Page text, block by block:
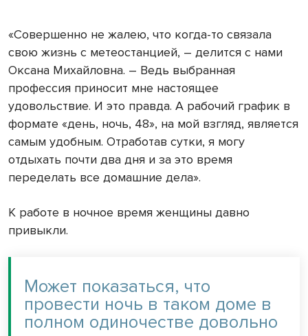
«Совершенно не жалею, что когда-то связала
свою жизнь с метеостанцией, – делится с нами
Оксана Михайловна. – Ведь выбранная
профессия приносит мне настоящее
удовольствие. И это правда. А рабочий график в
формате «день, ночь, 48», на мой взгляд, является
самым удобным. Отработав сутки, я могу
отдыхать почти два дня и за это время
переделать все домашние дела».
К работе в ночное время женщины давно
привыкли.
Может показаться, что
провести ночь в таком доме в
полном одиночестве довольно